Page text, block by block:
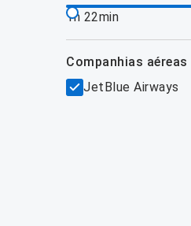
1h 22min
companhias aéreas
JetBlue Airways